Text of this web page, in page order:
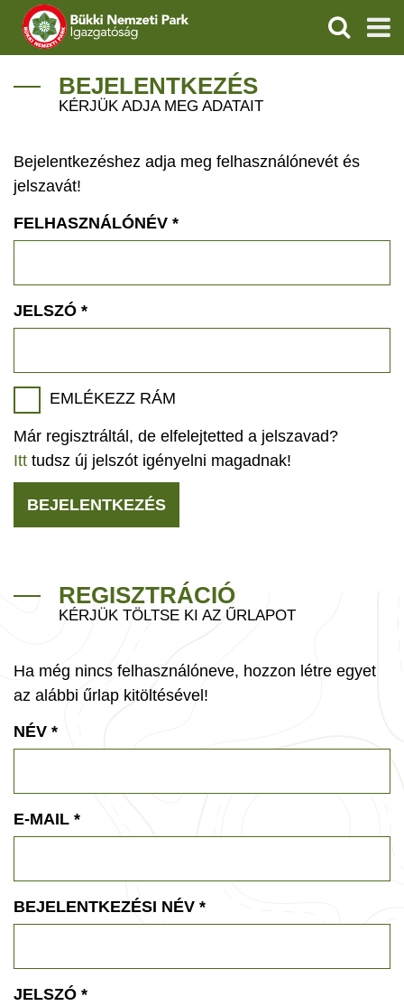
IGAZGATÓSÁG
VÍZVÉDELEM
ÖKOTURIZMUS
GEOPARKOK
KERESÉS
BEJELENTKEZÉS
KÉRJÜK ADJA MEG ADATAIT
Bejelentkezéshez adja meg felhasználónevét és
jelszavát!
FELHASZNÁLÓNÉV *
JELSZÓ *
EMLÉKEZZ RÁM
Már regisztráltál, de elfelejtetted a jelszavad?
Itt tudsz új jelszót igényelni magadnak!
BEJELENTKEZÉS
REGISZTRÁCIÓ
KÉRJÜK TÖLTSE KI AZ ŰRLAPOT
Ha még nincs felhasználóneve, hozzon létre egyet
az alábbi űrlap kitöltésével!
NÉV *
E-MAIL *
BEJELENTKEZÉSI NÉV *
JELSZÓ *